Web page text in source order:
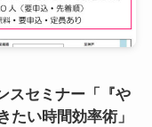
スセミナー「『や
たい時間効率術」